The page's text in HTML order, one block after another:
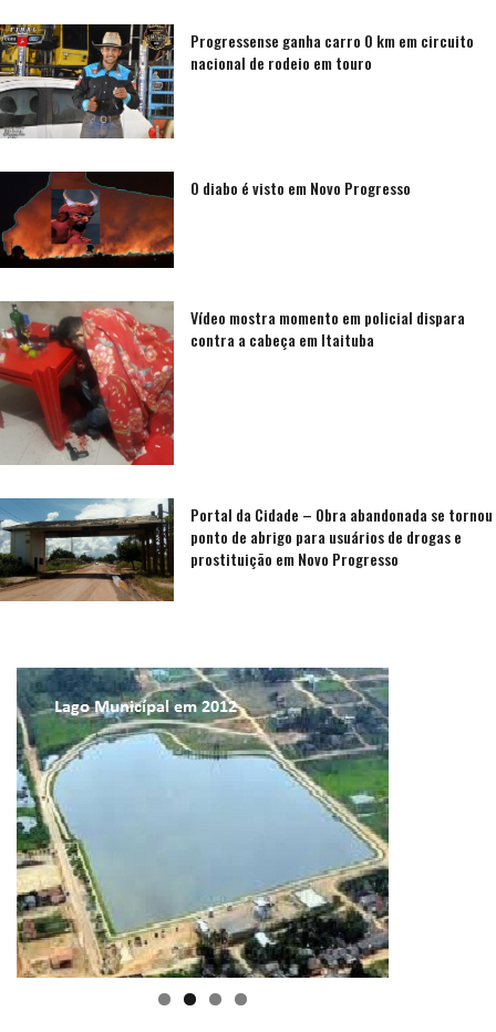
Progressense ganha carro 0 km em circuito
nacional de rodeio em touro
O diabo é visto em Novo Progresso
Vídeo mostra momento em policial dispara
contra a cabeça em Itaituba
Portal da Cidade – Obra abandonada se tornou
ponto de abrigo para usuários de drogas e
prostituição em Novo Progresso